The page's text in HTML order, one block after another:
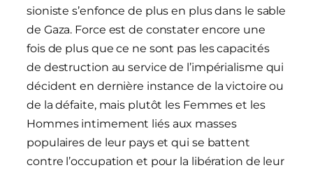
sioniste s’enfonce de plus en plus dans le sable
de Gaza. Force est de constater encore une
fois de plus que ce ne sont pas les capacités
de destruction au service de l’impérialisme qui
décident en dernière instance de la victoire ou
de la défaite, mais plutôt les Femmes et les
Hommes intimement liés aux masses
populaires de leur pays et qui se battent
contre l’occupation et pour la libération de leur